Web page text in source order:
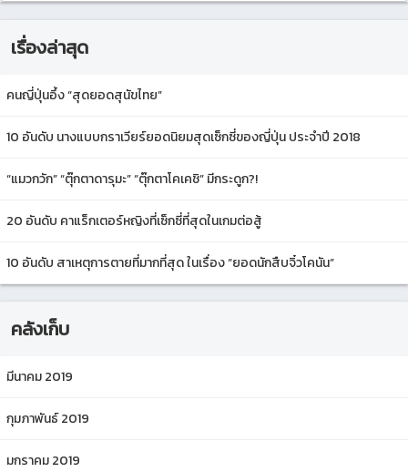
เรื่องล่าสุด
คนญี่ปุ่นอึ้ง “สุดยอดสุนัขไทย”
10 อันดับ นางแบบกราเวียร์ยอดนิยมสุดเซ็กซี่ของญี่ปุ่น ประจำปี 2018
“แมวกวัก” “ตุ๊กตาดารุมะ” “ตุ๊กตาโคเคชิ” มีกระดูก?!
20 อันดับ คาแร็กเตอร์หญิงที่เซ็กซี่ที่สุดในเกมต่อสู้
10 อันดับ สาเหตุการตายที่มากที่สุด ในเรื่อง “ยอดนักสืบจิ๋วโคนัน”
คลังเก็บ
มีนาคม 2019
กุมภาพันธ์ 2019
มกราคม 2019